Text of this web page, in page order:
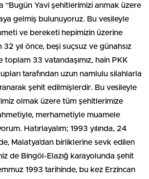
“Bugün Yavi şehitlerimizi anmak üzere
gelmiş bulunuyoruz. Bu vesileyle
ve bereketi hepimizin üzerine
yıl önce, beşi suçsuz ve günahsız
33 vatandaşımız, hain PKK
tarafından uzun namlulu silahlarla
şehit edilmişlerdir. Bu vesileyle
olmak üzere tüm şehitlerimize
merhametiyle muamele
Hatırlayalım; 1993 yılında, 24
Malatya’dan birliklerine sevk edilen
de Bingöl-Elazığ karayolunda şehit
1993 tarihinde, bu kez Erzincan